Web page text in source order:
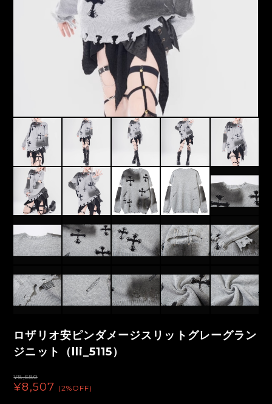
ロザリオ安ピンダメージスリットグレーグラン
ジニット（lli_5115）
¥8,680
¥8,507 (2%OFF)